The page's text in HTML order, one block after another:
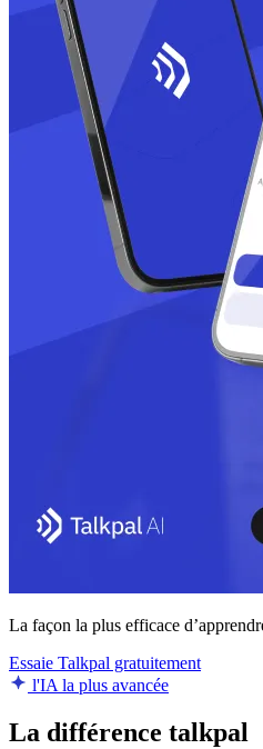
La façon la plus efficace
Essaie Talkpal gratuitement
l'IA la plus avancée
La différence talkpal